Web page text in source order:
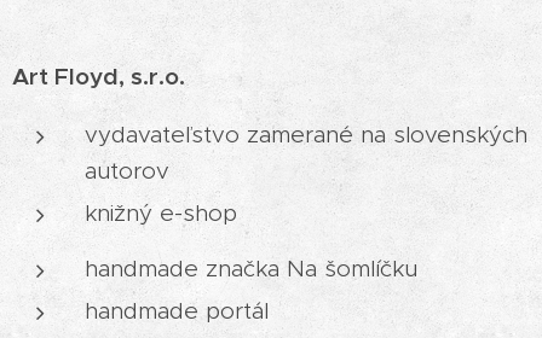
Art Floyd, s.r.o.
vydavateľstvo zamerané na slovenských
autorov
knižný e-shop
handmade značka Na šomlíčku
handmade portál